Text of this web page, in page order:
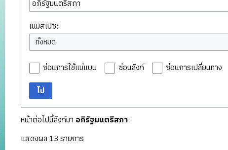
เนมสเปซ:
ซ่อนการใช้แม่แบบ ซ่อนลิงก์
ซ่อนการเปลี่ยนทาง
ไป
หน้าต่อไปนี้ลิงก์มา อภิรัฐมนตรีสภา:
แสดงผล 13 รายการ